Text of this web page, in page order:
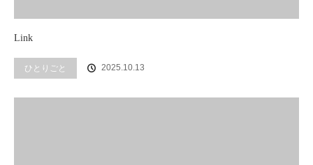
Link
ひとりごと 2025.10.13